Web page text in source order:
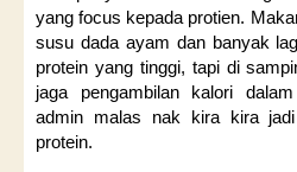
yang focus kepada protien.
susu dada ayam dan banyak
protein yang tinggi, tapi di
jaga pengambilan kalori
admin malas nak kira kira
protein.